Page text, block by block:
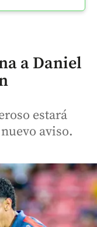
a Daniel
estará
aviso.